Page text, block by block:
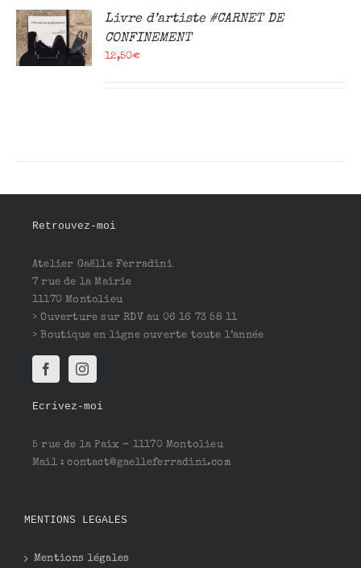
Livre d’artiste #CARNET DE
CONFINEMENT
12,50€
Retrouvez-moi
Atelier Gaëlle Ferradini
7 rue de la Mairie
11170 Montolieu
> Ouverture sur RDV au 06 16 73 58 11
> Boutique en ligne ouverte toute l’année
Ecrivez-moi
5 rue de la Paix – 11170 Montolieu
Mail : contact@gaelleferradini.com
MENTIONS LEGALES
Mentions légales